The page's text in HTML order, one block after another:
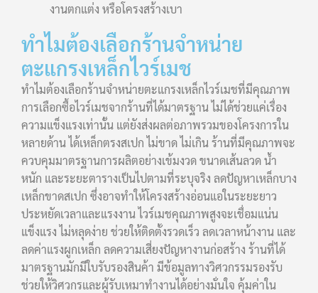
งานตกแต่ง หรือโครงสร้างเบา
ทำไมต้องเลือกร้านจำหน่าย
ตะแกรงเหล็กไวร์เมช
ทำไมต้องเลือกร้านจำหน่ายตะแกรงเหล็กไวร์เมชที่มีคุณภาพ
การเลือกซื้อไวร์เมชจากร้านที่ได้มาตรฐาน ไม่ได้ช่วยแค่เรื่อง
ความแข็งแรงเท่านั้น แต่ยังส่งผลต่อภาพรวมของโครงการใน
หลายด้าน ได้เหล็กตรงสเปก ไม่ขาด ไม่เกิน ร้านที่มีคุณภาพจะ
ควบคุมมาตรฐานการผลิตอย่างเข้มงวด ขนาดเส้นลวด น้ำ
หนัก และระยะตารางเป็นไปตามที่ระบุจริง ลดปัญหาเหล็กบาง
เหล็กขาดสเปก ซึ่งอาจทำให้โครงสร้างอ่อนแอในระยะยาว
ประหยัดเวลาและแรงงาน ไวร์เมชคุณภาพสูงจะเชื่อมแน่น
แข็งแรง ไม่หลุดง่าย ช่วยให้ติดตั้งรวดเร็ว ลดเวลาหน้างาน และ
ลดค่าแรงผูกเหล็ก ลดความเสี่ยงปัญหางานก่อสร้าง ร้านที่ได้
มาตรฐานมักมีใบรับรองสินค้า มีข้อมูลทางวิศวกรรมรองรับ
ช่วยให้วิศวกรและผู้รับเหมาทำงานได้อย่างมั่นใจ คุ้มค่าใน